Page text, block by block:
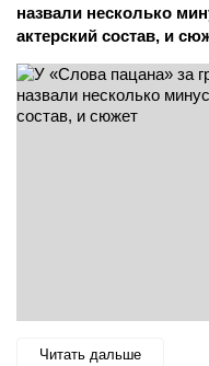
назвали несколько
актерский состав, и
Читать дальше